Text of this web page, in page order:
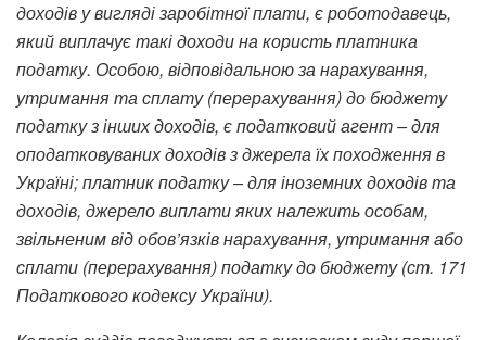
доходів у вигляді заробітної плати, є роботодавець,
який виплачує такі доходи на користь платника
податку. Особою, відповідальною за нарахування,
утримання та сплату (перерахування) до бюджету
податку з інших доходів, є податковий агент – для
оподатковуваних доходів з джерела їх походження в
Україні; платник податку – для іноземних доходів та
доходів, джерело виплати яких належить особам,
звільненим від обов’язків нарахування, утримання або
сплати (перерахування) податку до бюджету (ст. 171
Податкового кодексу України).